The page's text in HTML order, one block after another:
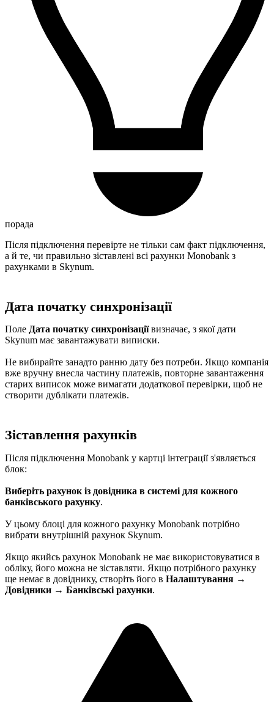
порада
Після підключення перевірте не тільки сам факт підключення,
а й те, чи правильно зіставлені всі рахунки Monobank з
рахунками в Skynum.
Дата початку синхронізації
Поле Дата початку синхронізаціївизначає, з якої дати
Skynum має завантажувати виписки.
Не вибирайте занадто ранню дату без потреби. Якщо компанія
вже вручну внесла частину платежів, повторне завантаження
старих виписок може вимагати додаткової перевірки, щоб не
створити дублікати платежів.
Зіставлення рахунків
Після підключення Monobank у картці інтеграції з'являється
блок:
Виберіть рахунок із довідника в системі для кожного
банківського рахунку.
У цьому блоці для кожного рахунку Monobank потрібно
вибрати внутрішній рахунок Skynum.
Якщо якийсь рахунок Monobank не має використовуватися в
обліку, його можна не зіставляти. Якщо потрібного рахунку
ще немає в довіднику, створіть його в Налаштування →
Довідники → Банківські рахунки.